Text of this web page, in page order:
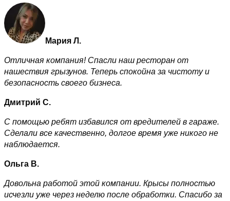
Мария Л.
Отличная компания! Спасли наш ресторан от
нашествия грызунов. Теперь спокойна за чистоту и
безопасность своего бизнеса.
Дмитрий С.
С помощью ребят избавился от вредителей в гараже.
Сделали все качественно, долгое время уже никого не
наблюдается.
Ольга В.
Довольна работой этой компании. Крысы полностью
исчезли уже через неделю после обработки. Спасибо за